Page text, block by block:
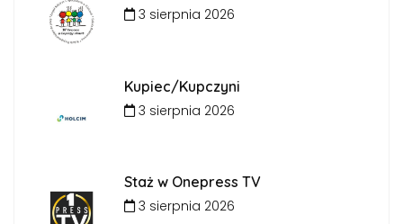
3 sierpnia 2026
Kupiec/Kupczyni
3 sierpnia 2026
Staż w Onepress TV
3 sierpnia 2026